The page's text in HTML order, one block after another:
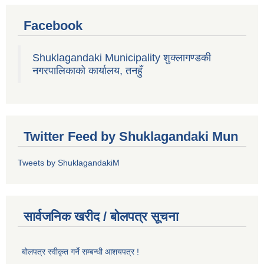
Facebook
Shuklagandaki Municipality शुक्लागण्डकी
नगरपालिकाको कार्यालय, तनहुँ
Twitter Feed by Shuklagandaki Mun
Tweets by ShuklagandakiM
सार्वजनिक खरीद / बोलपत्र सूचना
बोलपत्र स्वीकृत गर्ने सम्बन्धी आशयपत्र !